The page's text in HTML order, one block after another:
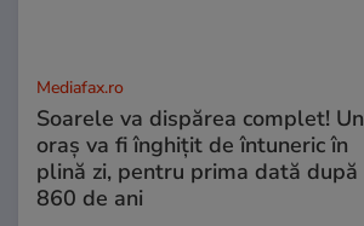
Mediafax.ro
Soarele va dispărea complet! Un
oraș va fi înghițit de întuneric în
plină zi, pentru prima dată după
860 de ani